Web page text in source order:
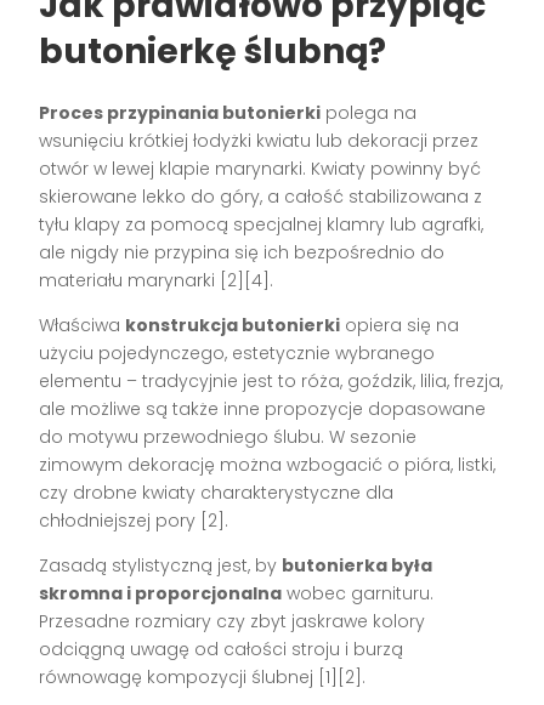
butonierkę ślubną?
Proces przypinania butonierki polega na
wsunięciu krótkiej łodyżki kwiatu lub dekoracji przez
otwór w lewej klapie marynarki. Kwiaty powinny być
skierowane lekko do góry, a całość stabilizowana z
tyłu klapy za pomocą specjalnej klamry lub agrafki,
ale nigdy nie przypina się ich bezpośrednio do
materiału marynarki [2][4] .
Właściwa konstrukcja butonierki opiera się na
użyciu pojedynczego, estetycznie wybranego
elementu – tradycyjnie jest to róża, goździk, lilia, frezja,
ale możliwe są także inne propozycje dopasowane
do motywu przewodniego ślubu. W sezonie
zimowym dekorację można wzbogacić o pióra, listki,
czy drobne kwiaty charakterystyczne dla
chłodniejszej pory [2] .
Zasadą stylistyczną jest, by butonierka była
skromna i proporcjonalna wobec garnituru.
Przesadne rozmiary czy zbyt jaskrawe kolory
odciągną uwagę od całości stroju i burzą
równowagę kompozycji ślubnej [1][2] .